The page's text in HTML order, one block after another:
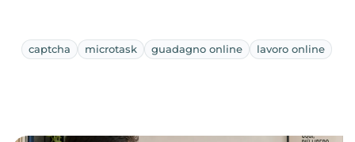
captcha microtask guadagno online lavoro online